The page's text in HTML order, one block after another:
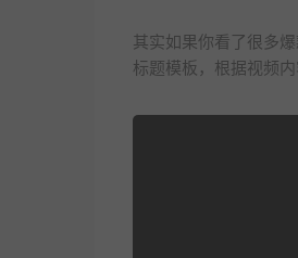
其实如果你看了很多
标题模板，根据视频